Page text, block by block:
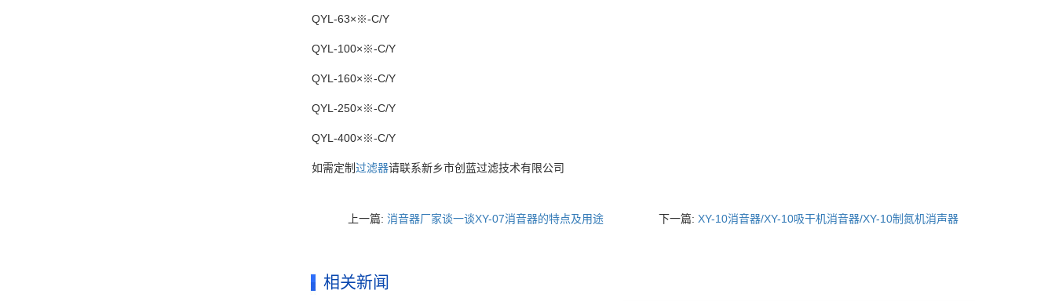
QYL-63×※-C/Y
QYL-100×※-C/Y
QYL-160×※-C/Y
QYL-250×※-C/Y
QYL-400×※-C/Y
如需定制过滤器请联系新乡市创蓝过滤技术有限公司
上一篇:消音器厂家谈一谈XY-07消音器的特点及用途 下一篇:XY-10消音器/XY-10吸干机消音器/XY-10制氮机消声器
相关新闻